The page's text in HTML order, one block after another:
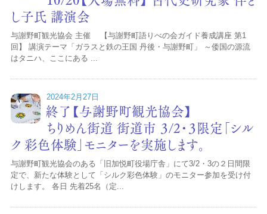
し子氏 講演会
与謝野町観光協会 主催 【与謝野町語りべの会ガイド養成講座 第1
回】 講演テーマ「ガラスと鉄の王国 丹後・与謝野町」 ～倭国の源流
はタニハ、ここにある ...
2024年2月27日
終了【与謝野町観光協会】
ちりめん街道 街道市 ３/2・３限定「シル
ク 彩色体験」モニターを実施します。
与謝野町観光協会のある「旧加悦町役場庁舎」にて3/2・3の２日間限
定で、新たな体験として「シルク彩色体験」のモニター参加を受け付
けします。 各日 先着25名（定...